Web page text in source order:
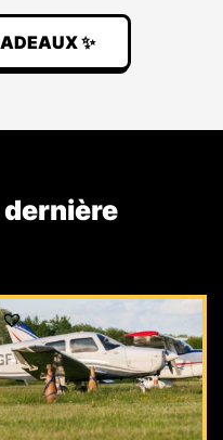
✨
dernière
Le
prix
initial
était :
159,00 €.
Le
actuel
est :
149,00 €.